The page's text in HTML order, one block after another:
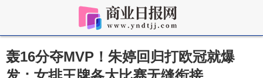
轰16分夺MVP！朱婷回归打欧冠就爆